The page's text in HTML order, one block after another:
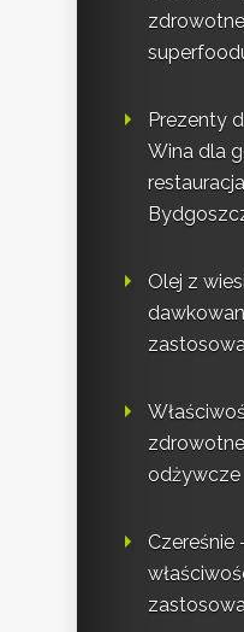
Prezenty
Wina dla
Olej z
odżywcze
Czereśnie